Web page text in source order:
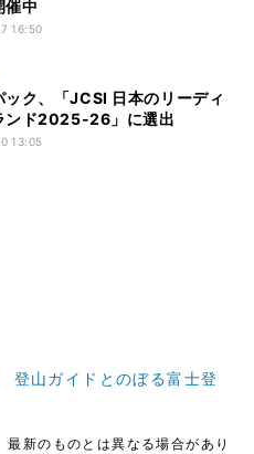
催中
16:50
ック、「JCSI 日本のリーディ
ンド2025-26」に選出
13:05
山ガイドとのぼる富士登
新のものとは異なる場合があり